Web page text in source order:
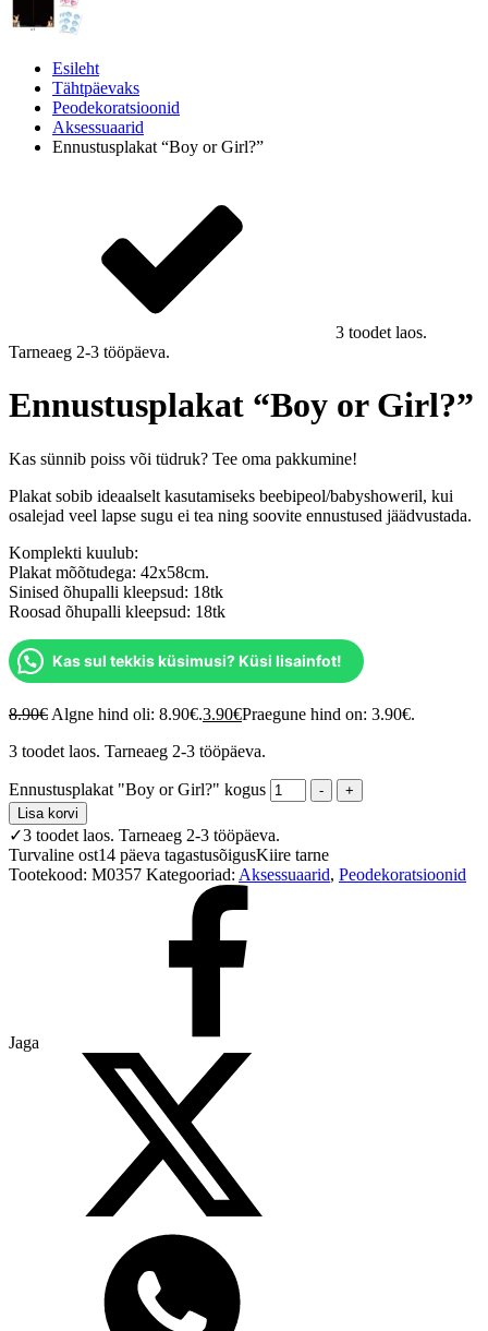
Esileht
Tähtpäevaks
Peodekoratsioonid
Aksessuaarid
Ennustusplakat “Boy or Girl?”
3 toodet laos.
Tarneaeg 2-3 tööpäeva.
Ennustusplakat “Boy or Girl?”
Kas sünnib poiss või tüdruk? Tee oma pakkumine!
Plakat sobib ideaalselt kasutamiseks beebipeol/babyshoweril, kui
osalejad veel lapse sugu ei tea ning soovite ennustused jäädvustada.
Komplekti kuulub:
Plakat mõõtudega: 42x58cm.
Sinised õhupalli kleepsud: 18tk
Roosad õhupalli kleepsud: 18tk
Kas sul tekkis küsimusi? Küsi lisainfot!
8.90€ Algne hind oli: 8.90€.3.90€Praegune hind on: 3.90€.
3 toodet laos. Tarneaeg 2-3 tööpäeva.
Ennustusplakat "Boy or Girl?" kogus -
+
Lisa korvi
✓3 toodet laos. Tarneaeg 2-3 tööpäeva.
Turvaline ost14 päeva tagastusõigusKiire tarne
Tootekood: M0357 Kategooriad: Aksessuaarid, Peodekoratsioonid
Jaga